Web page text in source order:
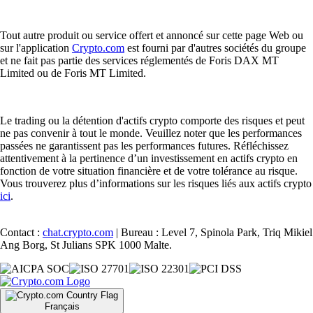
Tout autre produit ou service offert et annoncé sur cette page Web ou
sur l'application Crypto.com est fourni par d'autres sociétés du groupe
et ne fait pas partie des services réglementés de Foris DAX MT
Limited ou de Foris MT Limited.
Le trading ou la détention d'actifs crypto comporte des risques et peut
ne pas convenir à tout le monde. Veuillez noter que les performances
passées ne garantissent pas les performances futures. Réfléchissez
attentivement à la pertinence d’un investissement en actifs crypto en
fonction de votre situation financière et de votre tolérance au risque.
Vous trouverez plus d’informations sur les risques liés aux actifs crypto
ici.
Contact : chat.crypto.com | Bureau : Level 7, Spinola Park, Triq Mikiel
Ang Borg, St Julians SPK 1000 Malte.
Français